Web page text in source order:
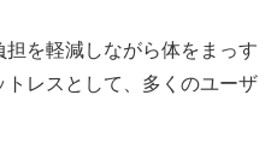
を軽減しながら体をまっす
レスとして、多くのユーザ